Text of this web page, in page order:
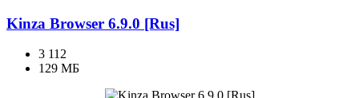
Kinza Browser 6.9.0 [Rus]
3 112
129 МБ